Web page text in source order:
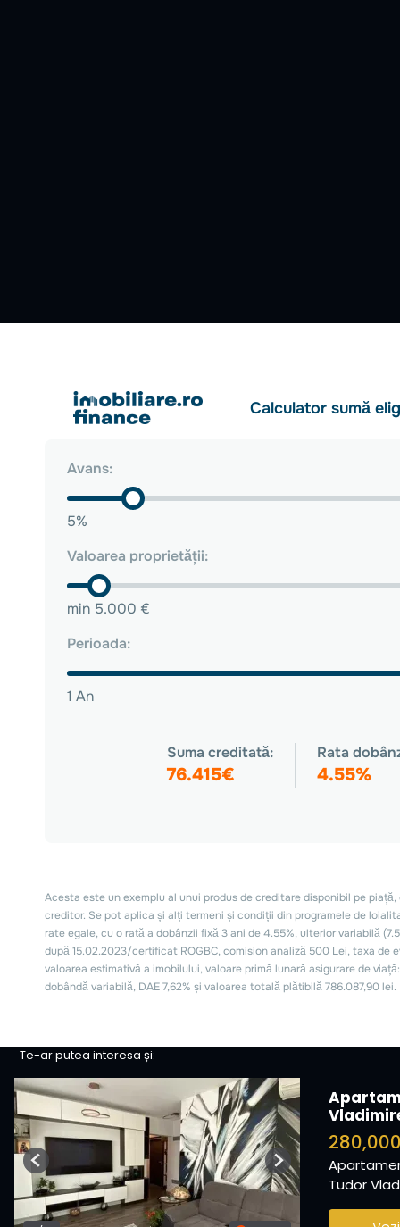
Te-ar putea interesa și:
Previous Next
Tudor